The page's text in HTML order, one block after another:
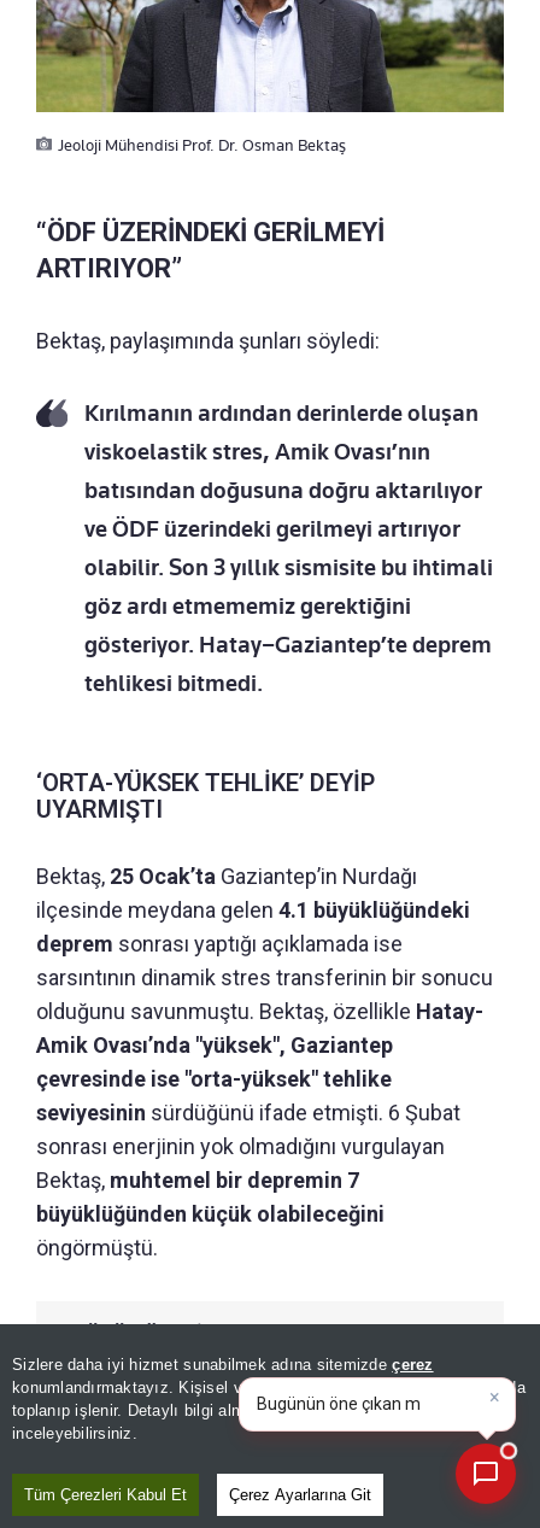
Sizlere daha iyi hizmet sunabilmek adına sitemizdeçerez
konumlandırmaktayız. Kişisel verileriniz, KVKK ve GDPR kapsamında
toplanıp işlenir. Detaylı bilgi almak içinAydınlatma Metnimizi
inceleyebilirsiniz.
Tüm Çerezleri Kabul Et Çerez Ayarlarına Git
Jeoloji Mühendisi Prof. Dr. Osman Bektaş
“ÖDF ÜZERİNDEKİ GERİLMEYİ
ARTIRIYOR”
Bektaş, paylaşımında şunları söyledi:
Kırılmanın ardından derinlerde oluşan
viskoelastik stres, Amik Ovası’nın
batısından doğusuna doğru aktarılıyor
ve ÖDF üzerindeki gerilmeyi artırıyor
olabilir. Son 3 yıllık sismisite bu ihtimali
göz ardı etmememiz gerektiğini
gösteriyor. Hatay–Gaziantep’te deprem
tehlikesi bitmedi.
‘ORTA-YÜKSEK TEHLİKE’ DEYİP
UYARMIŞTI
Bektaş, 25 Ocak’ta Gaziantep’in Nurdağı
ilçesinde meydana gelen 4.1 büyüklüğündeki
deprem sonrası yaptığı açıklamada ise
sarsıntının dinamik stres transferinin bir sonucu
olduğunu savunmuştu. Bektaş, özellikle Hatay-
Amik Ovası’nda "yüksek", Gaziantep
çevresinde ise "orta-yüksek" tehlike
seviyesinin sürdüğünü ifade etmişti. 6 Şubat
sonrası enerjinin yok olmadığını vurgulayan
Bektaş, muhtemel bir depremin 7
büyüklüğünden küçük olabileceğini
öngörmüştü.
×
Bugünün öne çıkan manşetleri
ve gelişmeleri neler?|